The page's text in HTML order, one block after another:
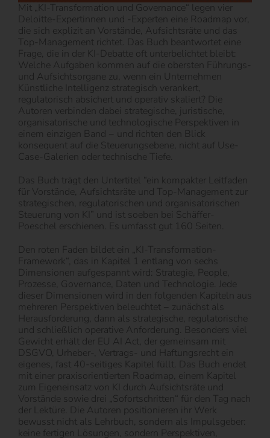
Mit „KI-Transformation und Governance“ legen vier
Deloitte-Expertinnen und -Experten eine Roadmap vor,
die sich explizit an Vorstände, Aufsichtsräte und das
Top-Management richtet. Das Buch beantwortet eine
Frage, die in der KI-Debatte oft unterbelichtet bleibt:
Welche Aufgaben kommen auf die obersten Führungs-
und Aufsichtsorgane zu, wenn ein Unternehmen
Künstliche Intelligenz strategisch verankert,
regulatorisch absichert und operativ skaliert? Die
Autoren verbinden dabei strategische, juristische,
organisatorische und technologische Perspektiven in
einem einzigen Band − und richten den Blick
konsequent auf die Steuerungsebene, nicht auf Use-
Case-Galerien oder technische Tiefe.
Das Buch trägt den Untertitel “ein kompakter Leitfaden
für Vorstände, Aufsichtsräte und Top-Management zur
strategischen, regulatorischen und organisatorischen
Steuerung von KI” und ist soeben bei Schäffer-
Poeschel erschienen. Es umfasst gut 160 Seiten.
Den roten Faden bildet ein „KI-Transformation-
Framework“, das in Kapitel 1 entlang von sechs
Dimensionen aufgespannt wird: Strategie, People,
Prozesse, Governance, Daten und Technologie. Jede
dieser Dimensionen wird in den folgenden Kapiteln aus
mehreren Perspektiven beleuchtet − zunächst als
Herausforderung, dann als strategische, regulatorische
und schließlich operative Anforderung. Besonders viel
Gewicht erhält der EU AI Act, der gemeinsam mit
DSGVO, Urheber-, Vertrags- und Haftungsrecht ein
eigenes, fast 40-seitiges Kapitel füllt. Das Buch endet
mit einer praxisorientierten Roadmap, einem Kapitel
zum Eigeneinsatz von KI durch Aufsichtsräte und
Vorstände sowie drei „Sofortschritten“ für den Tag nach
der Lektüre. Die Autoren positionieren ihr Werk
bewusst nicht als Lehrbuch, sondern als Impulsgeber:
keine fertigen Lösungen, sondern Perspektiven,